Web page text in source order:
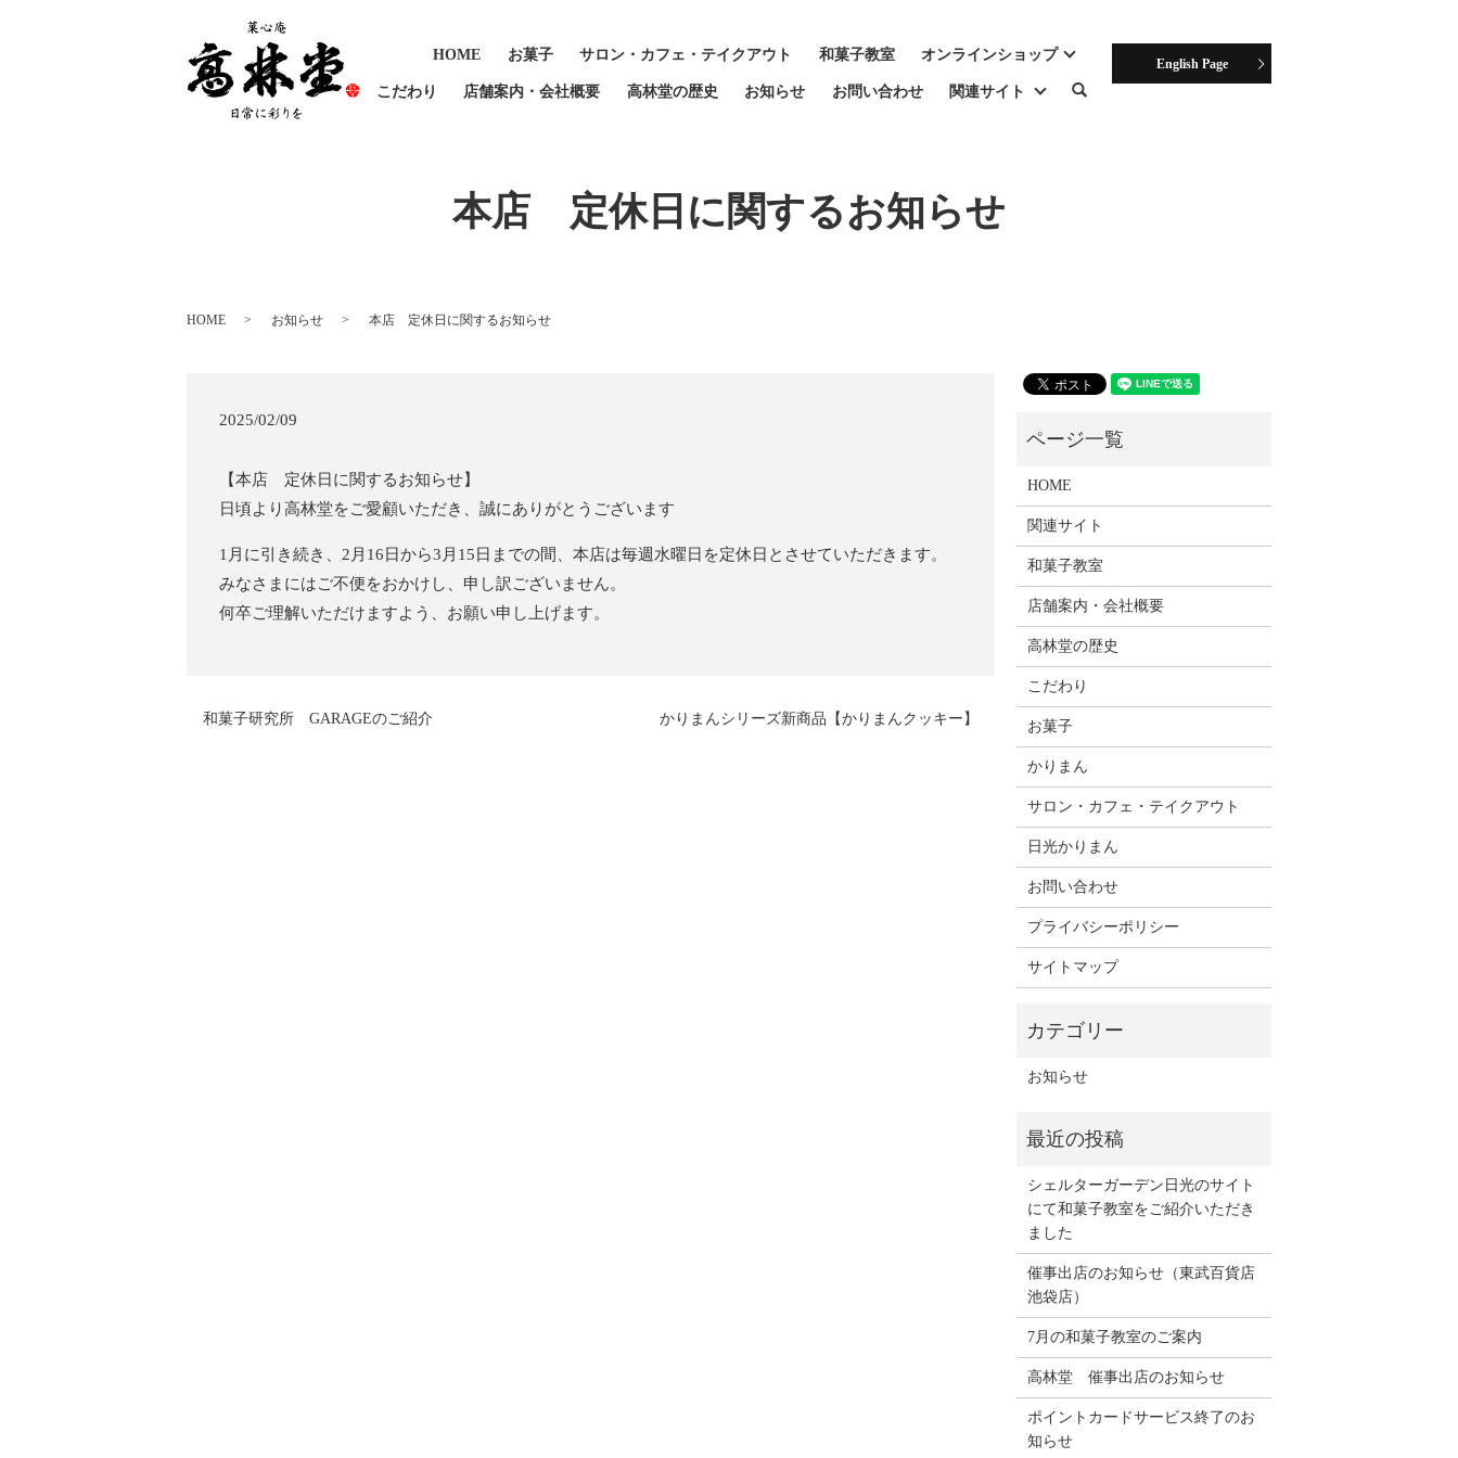
HOME お菓子 サロン・カフェ・テイクアウト 和菓子教室 オンラインショップ
こだわり 店舗案内・会社概要 高林堂の歴史 お知らせ お問い合わせ 関連サイト
English Page
本店 定休日に関するお知らせ
HOME お知らせ 本店 定休日に関するお知らせ
2025/02/09
【本店 定休日に関するお知らせ】
日頃より高林堂をご愛顧いただき、誠にありがとうございます
1月に引き続き、2月16日から3月15日までの間、本店は毎週水曜日を定休日とさせていただきます。
みなさまにはご不便をおかけし、申し訳ございません。
何卒ご理解いただけますよう、お願い申し上げます。
和菓子研究所 GARAGEのご紹介 かりまんシリーズ新商品【かりまんクッキー】
HOME
関連サイト
和菓子教室
店舗案内・会社概要
高林堂の歴史
こだわり
お菓子
かりまん
サロン・カフェ・テイクアウト
日光かりまん
お問い合わせ
プライバシーポリシー
サイトマップ
お知らせ
シェルターガーデン日光のサイト
にて和菓子教室をご紹介いただき
ました
催事出店のお知らせ（東武百貨店
池袋店）
7月の和菓子教室のご案内
高林堂 催事出店のお知らせ
ポイントカードサービス終了のお
知らせ